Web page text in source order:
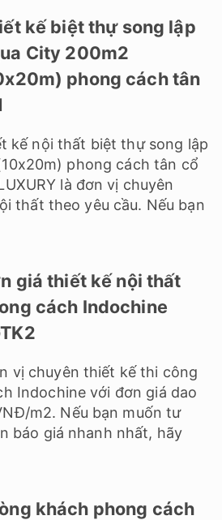
kế biệt thự song lập
City 200m2
phong cách tân
kế nội thất biệt thự song lập
phong cách tân cổ
là đơn vị chuyên
thất theo yêu cầu. Nếu bạn
giá thiết kế nội thất
cách Indochine
vị chuyên thiết kế thi công
Indochine với đơn giá dao
m2. Nếu bạn muốn tư
báo giá nhanh nhất, hãy
khách phong cách